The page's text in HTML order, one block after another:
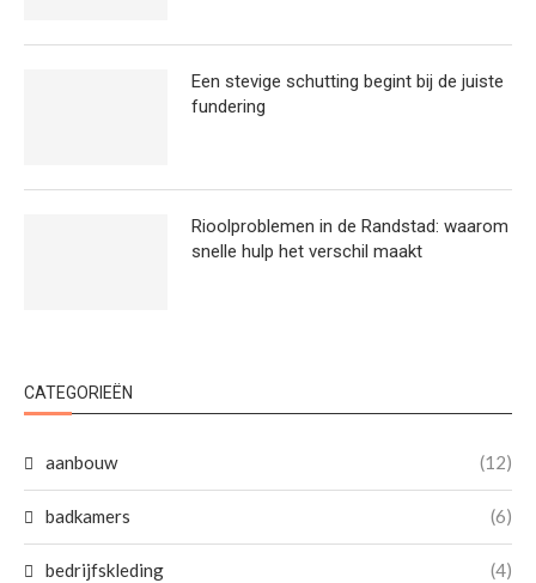
Een stevige schutting begint bij de juiste
fundering
Rioolproblemen in de Randstad: waarom
snelle hulp het verschil maakt
CATEGORIEËN
aanbouw (12)
badkamers (6)
bedrijfskleding (4)